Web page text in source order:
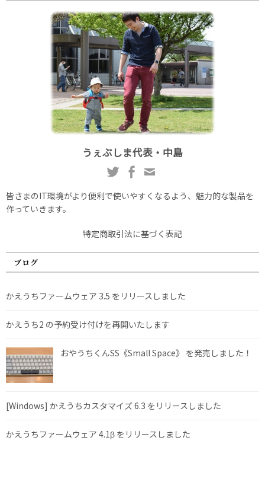
うぇぶしま代表・中島
皆さまのIT環境がより便利で使いやすくなるよう、魅力的な製品を
作っていきます。
特定商取引法に基づく表記
ブログ
かえうちファームウェア 3.5 をリリースしました
かえうち2 の予約受け付けを再開いたします
おやうちくんSS《Small Space》 を発売しました！
[Windows] かえうちカスタマイズ 6.3 をリリースしました
かえうちファームウェア 4.1β をリリースしました